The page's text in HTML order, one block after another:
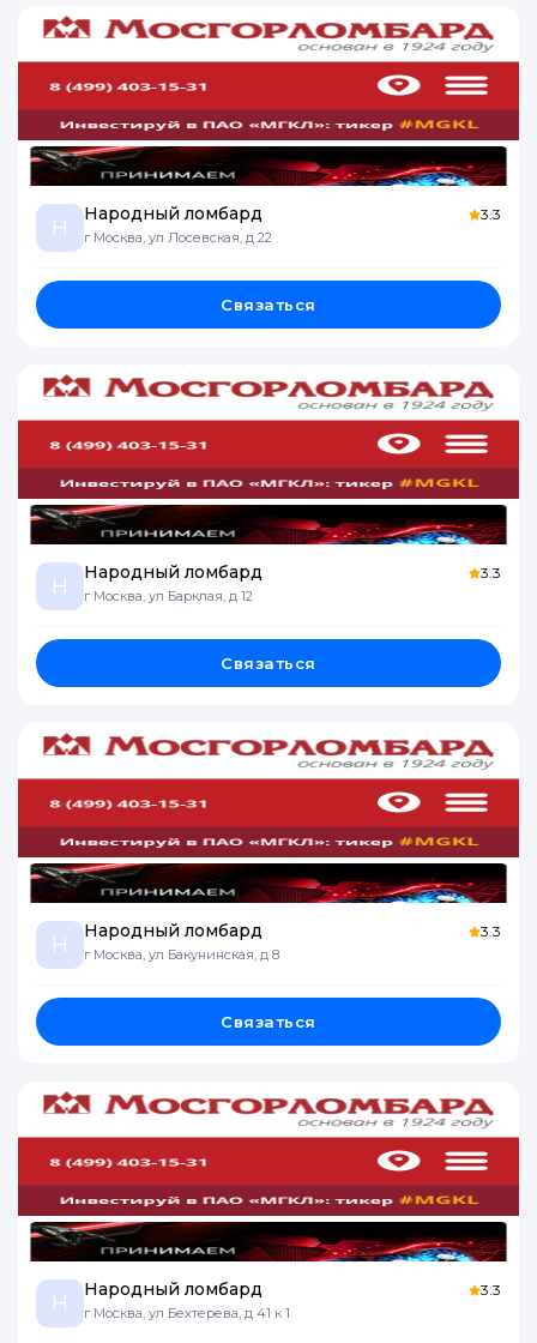
Н
Народный ломбард
г Москва, ул Лосевская, д 22
3.3
Связаться
Н
Народный ломбард
г Москва, ул Барклая, д 12
3.3
Связаться
Н
Народный ломбард
г Москва, ул Бакунинская, д 8
3.3
Связаться
Н
Народный ломбард
г Москва, ул Бехтерева, д 41 к 1
3.3